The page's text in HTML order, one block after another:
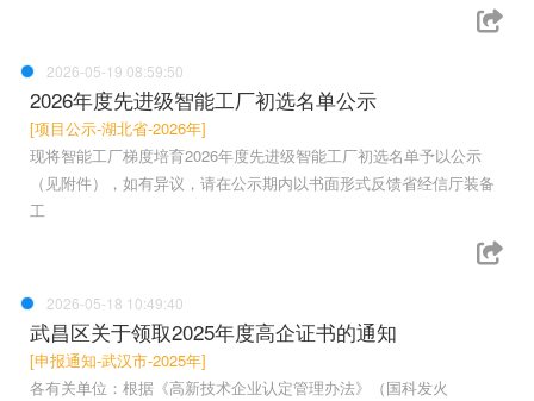
2026-05-19 08:59:50
2026年度先进级智能工厂初选名单公示
[项目公示-湖北省-2026年]
现将智能工厂梯度培育2026年度先进级智能工厂初选名单予以公示
（见附件），如有异议，请在公示期内以书面形式反馈省经信厅装备
工
2026-05-18 10:49:40
武昌区关于领取2025年度高企证书的通知
[申报通知-武汉市-2025年]
各有关单位：根据《高新技术企业认定管理办法》（国科发火